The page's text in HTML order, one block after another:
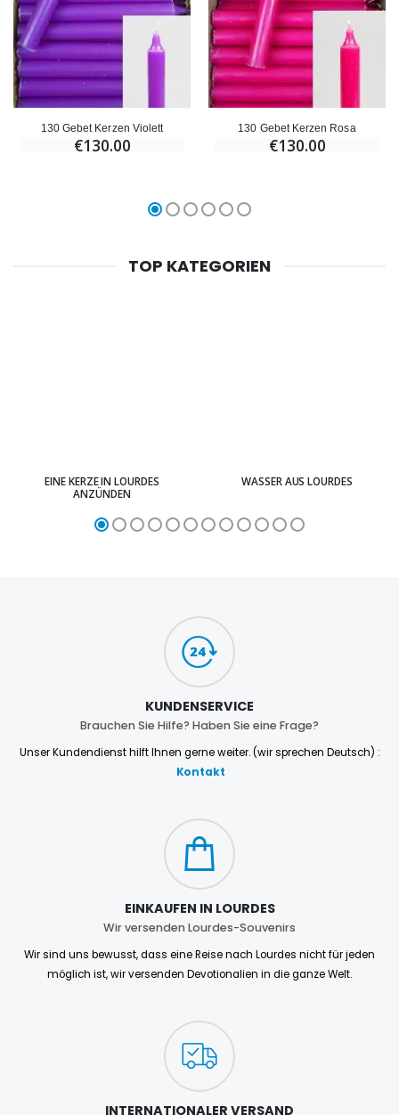
130 Gebet Kerzen Violett
€130.00
130 Gebet Kerzen Rosa
€130.00
TOP KATEGORIEN
EINE KERZE IN LOURDES
ANZÜNDEN
WASSER AUS LOURDES
KUNDENSERVICE
Brauchen Sie Hilfe? Haben Sie eine Frage?
Unser Kundendienst hilft Ihnen gerne weiter. (wir sprechen Deutsch) :
Kontakt
EINKAUFEN IN LOURDES
Wir versenden Lourdes-Souvenirs
Wir sind uns bewusst, dass eine Reise nach Lourdes nicht für jeden
möglich ist, wir versenden Devotionalien in die ganze Welt.
INTERNATIONALER VERSAND